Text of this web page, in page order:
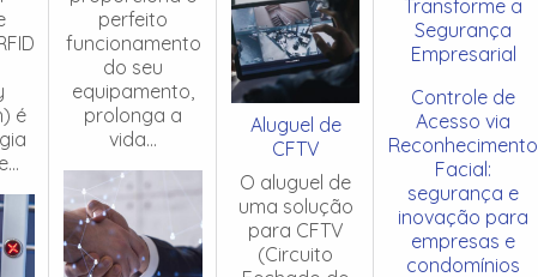
é
perfeito
funcionamento
do seu
equipamento,
prolonga a
vida...
Aluguel de
CFTV
O aluguel de
uma solução
para CFTV
(Circuito
Transforme a
Segurança
Empresarial
Controle de
Acesso via
Reconhecimento
Facial:
segurança e
inovação para
empresas e
condomínios